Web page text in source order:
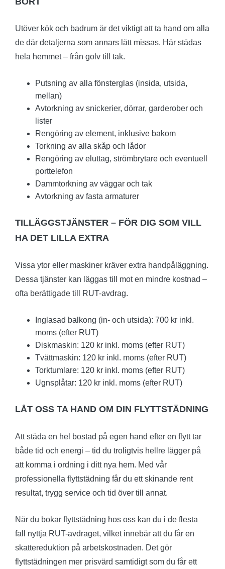
Utöver kök och badrum är det viktigt att ta hand om alla
de där detaljerna som annars lätt missas. Här städas
hela hemmet – från golv till tak.
Putsning av alla fönsterglas (insida, utsida,
mellan)
Avtorkning av snickerier, dörrar, garderober och
lister
Rengöring av element, inklusive bakom
Torkning av alla skåp och lådor
Rengöring av eluttag, strömbrytare och eventuell
porttelefon
Dammtorkning av väggar och tak
Avtorkning av fasta armaturer
TILLÄGGSTJÄNSTER – FÖR DIG SOM VILL
HA DET LILLA EXTRA
Vissa ytor eller maskiner kräver extra handpåläggning.
Dessa tjänster kan läggas till mot en mindre kostnad –
ofta berättigade till RUT-avdrag.
Inglasad balkong (in- och utsida): 700 kr inkl.
moms (efter RUT)
Diskmaskin: 120 kr inkl. moms (efter RUT)
Tvättmaskin: 120 kr inkl. moms (efter RUT)
Torktumlare: 120 kr inkl. moms (efter RUT)
Ugnsplåtar: 120 kr inkl. moms (efter RUT)
LÅT OSS TA HAND OM DIN FLYTTSTÄDNING
Att städa en hel bostad på egen hand efter en flytt tar
både tid och energi – tid du troligtvis hellre lägger på
att komma i ordning i ditt nya hem. Med vår
professionella flyttstädning får du ett skinande rent
resultat, trygg service och tid över till annat.
När du bokar flyttstädning hos oss kan du i de flesta
fall nyttja RUT-avdraget, vilket innebär att du får en
skattereduktion på arbetskostnaden. Det gör
flyttstädningen mer prisvärd samtidigt som du får ett